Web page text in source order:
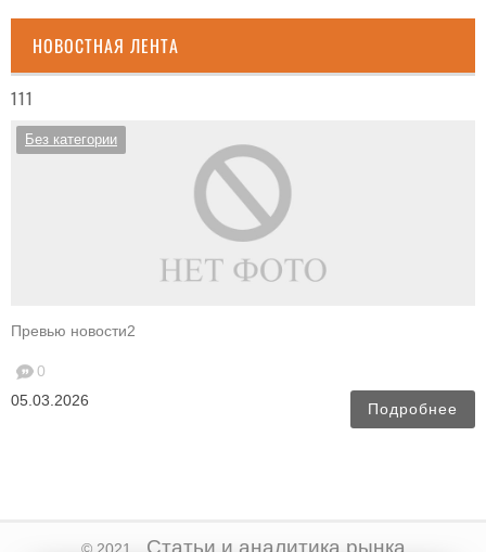
НОВОСТНАЯ ЛЕНТА
111
Без категории
Превью новости2
0
05.03.2026
Подробнее
Статьи и аналитика рынка